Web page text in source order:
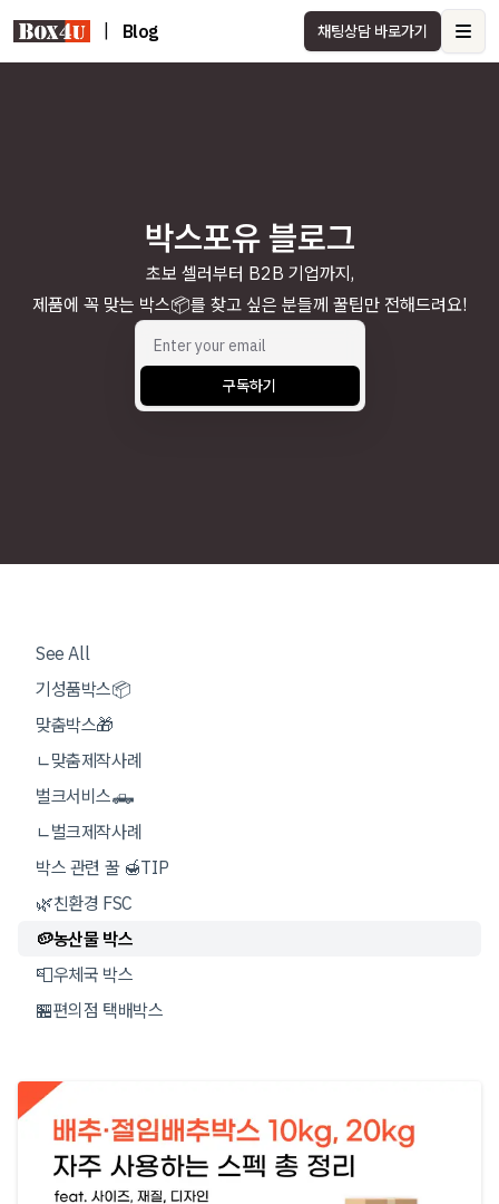
Blog 채팅상담 바로가기
박스포유 블로그
초보 셀러부터 B2B 기업까지,
제품에 꼭 맞는 박스📦를 찾고 싶은 분들께 꿀팁만 전해드려요!
구독하기
See All
기성품박스📦
맞춤박스🎁
ㄴ맞춤제작사례
벌크서비스🛻
ㄴ벌크제작사례
박스 관련 꿀 🍯TIP
🌿친환경 FSC
🥔농산물 박스
📮우체국 박스
🏪편의점 택배박스